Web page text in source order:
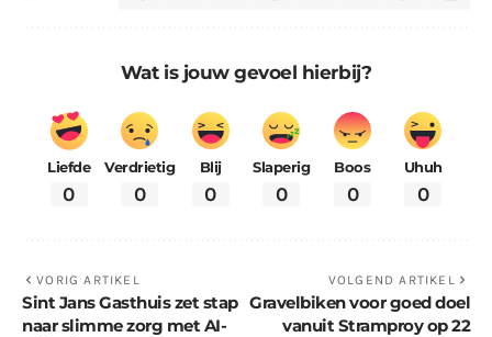
Wat is jouw gevoel hierbij?
Liefde
0
Verdrietig
0
Blij
0
Slaperig
0
Boos
0
Uhuh
0
VORIG ARTIKEL
Sint Jans Gasthuis zet stap
naar slimme zorg met AI-
VOLGEND ARTIKEL
Gravelbiken voor goed doel
vanuit Stramproy op 22